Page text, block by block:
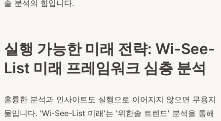
솔 분석의 힘입니다.
실행 가능한 미래 전략: Wi-See-
List 미래 프레임워크 심층 분석
훌륭한 분석과 인사이트도 실행으로 이어지지 않으면 무용지
물입니다. 'Wi-See-List 미래'는 '위한솔 트렌드' 분석을 통해